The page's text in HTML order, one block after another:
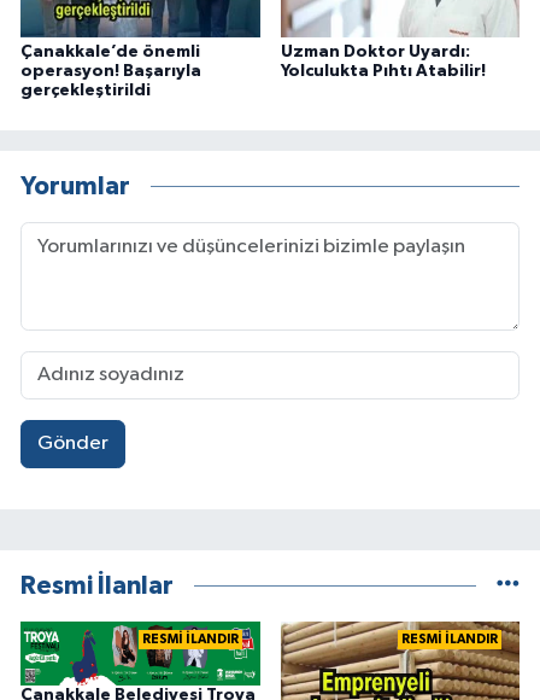
Çanakkale’de önemli
operasyon! Başarıyla
gerçekleştirildi
Uzman Doktor Uyardı:
Yolculukta Pıhtı Atabilir!
Yorumlar
Gönder
Resmi İlanlar
RESMİ İLANDIR
Çanakkale Belediyesi Troya
RESMİ İLANDIR